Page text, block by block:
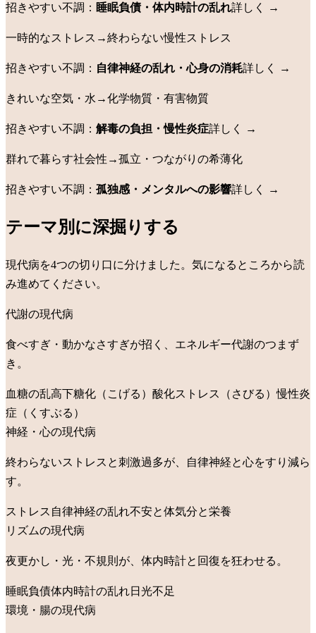
招きやすい不調： 睡眠負債・体内時計の乱れ詳しく →
一時的なストレス →終わらない慢性ストレス
招きやすい不調： 自律神経の乱れ・心身の消耗詳しく →
きれいな空気・水 →化学物質・有害物質
招きやすい不調： 解毒の負担・慢性炎症詳しく →
群れで暮らす社会性 →孤立・つながりの希薄化
招きやすい不調： 孤独感・メンタルへの影響詳しく →
テーマ別に深掘りする
現代病を4つの切り口に分けました。気になるところから読
み進めてください。
代謝の現代病
食べすぎ・動かなさすぎが招く、エネルギー代謝のつまず
き。
血糖の乱高下糖化（こげる） 酸化ストレス（さびる）慢性炎
症（くすぶる）
神経・心の現代病
終わらないストレスと刺激過多が、自律神経と心をすり減ら
す。
ストレス 自律神経の乱れ不安と体気分と栄養
リズムの現代病
夜更かし・光・不規則が、体内時計と回復を狂わせる。
睡眠負債体内時計の乱れ日光不足
環境・腸の現代病